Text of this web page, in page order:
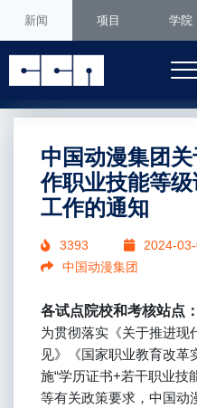
新闻 项目 学院
中国动漫集团
作职业技能等
工作的通知
3393
2024-
中国动漫集团
各试点院校和考核站点：
为贯彻落实《关于推进现
见》《国家职业教育改
施“学历证书+若干职业技
等有关政策要求，中国动